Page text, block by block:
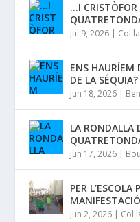
…I CRISTÒFOR
Jul 9, 2026 |
ENS HAURÍEM
DE LA SÉQUIA?
Jun 18, 2026 |
LA RONDALLA
Jun 17, 2026 |
PER
MANIFESTACIÓ
Jun 2, 2026 |